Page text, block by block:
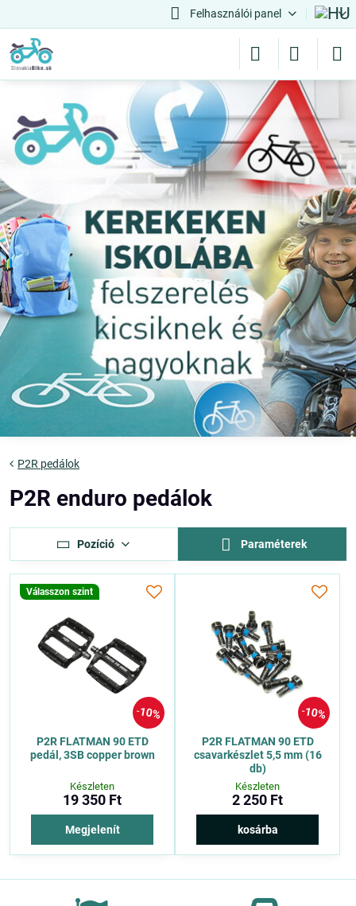
Felhasználói panel
P2R pedálok
P2R enduro pedálok
Pozíció Paraméterek
10%
Válasszon szint
P2R FLATMAN 90 ETD
pedál, 3SB copper brown
Készleten
19 350 Ft
Megjelenít
10%
P2R FLATMAN 90 ETD
csavarkészlet 5,5 mm (16
db)
Készleten
2 250 Ft
kosárba